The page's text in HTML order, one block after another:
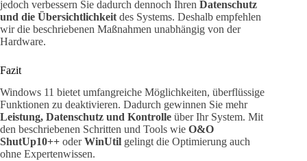
jedoch verbessern Sie dadurch dennoch Ihren Datenschutz
und die Übersichtlichkeit des Systems. Deshalb empfehlen
wir die beschriebenen Maßnahmen unabhängig von der
Hardware.
Fazit
Windows 11 bietet umfangreiche Möglichkeiten, überflüssige
Funktionen zu deaktivieren. Dadurch gewinnen Sie mehr
Leistung, Datenschutz und Kontrolle über Ihr System. Mit
den beschriebenen Schritten und Tools wie O&O
ShutUp10++ oderWinUtil gelingt die Optimierung auch
ohne Expertenwissen.